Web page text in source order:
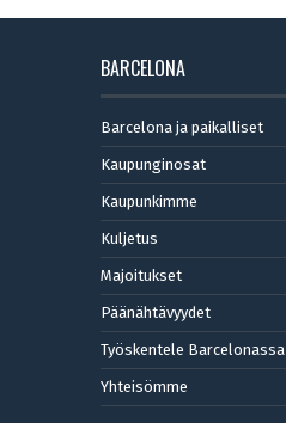
BARCELONA
Barcelona ja paikalliset
Kaupunginosat
Kaupunkimme
Kuljetus
Majoitukset
Päänähtävyydet
Työskentele Barcelonassa
Yhteisömme